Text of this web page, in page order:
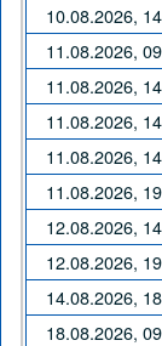
10.08.2026,
11.08.2026,
11.08.2026,
11.08.2026,
11.08.2026,
11.08.2026,
12.08.2026,
12.08.2026,
14.08.2026,
18.08.2026,